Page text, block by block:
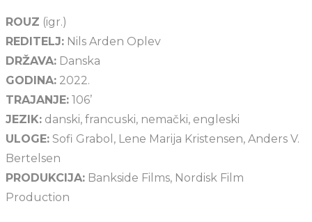
ROUZ (igr.)
REDITELJ: Nils Arden Oplev
DRŽAVA: Danska
GODINA: 2022.
TRAJANJE: 106’
JEZIK: danski, francuski, nemački, engleski
ULOGE: Sofi Grabol, Lene Marija Kristensen, Anders V.
Bertelsen
PRODUKCIJA: Bankside Films, Nordisk Film
Production